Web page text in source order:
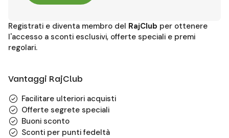
Registrati e diventa membro del RajClub per ottenere
l'accesso a sconti esclusivi, offerte speciali e premi
regolari.
Vantaggi RajClub
Facilitare ulteriori acquisti
Offerte segrete speciali
Buoni sconto
Sconti per punti fedeltà